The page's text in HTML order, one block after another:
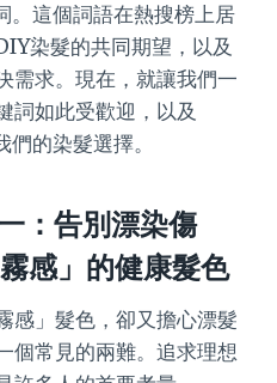
。這個詞語在熱搜榜上居
染髮的共同期望，以及
需求。現在，就讓我們一
詞如此受歡迎，以及
的染髮選擇。
：告別漂染傷
感」的健康髮色
感」髮色，卻又擔心漂髮
個常見的兩難。追求理想